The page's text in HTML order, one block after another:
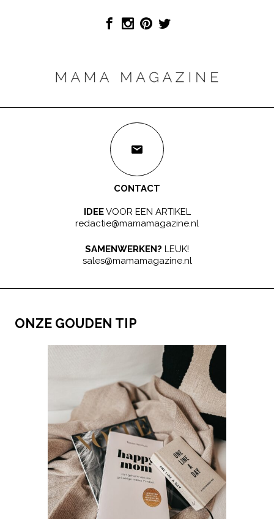
CONTACT
IDEEVOOR EEN ARTIKEL
redactie@mamamagazine.nl
SAMENWERKEN? LEUK!
sales@mamamagazine.nl
ONZE GOUDEN TIP